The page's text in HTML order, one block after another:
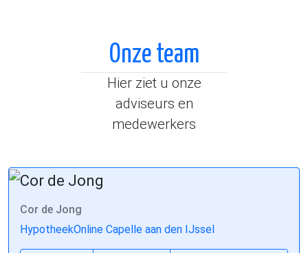
Onze team
Hier ziet u onze
adviseurs en
medewerkers
Cor de Jong
HypotheekOnline Capelle aan den IJssel